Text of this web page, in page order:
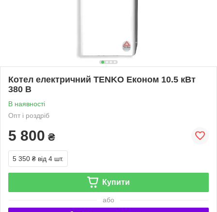
Котел електричний TENKO Економ 10.5 кВт
380 В
В наявності
Опт і роздріб
5 800 ₴
5 350 ₴ від 4 шт.
Купити
або